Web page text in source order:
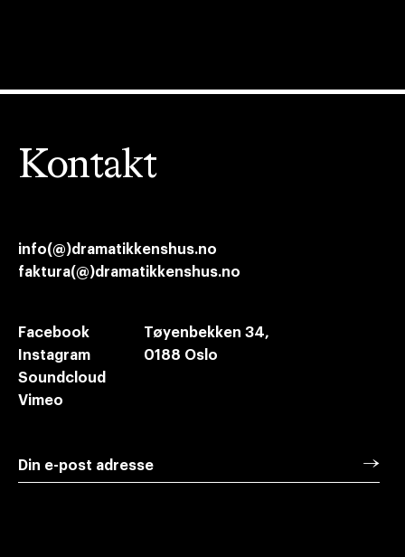
Kontakt
Tøyenbekken 34,
0188 Oslo
info(@)dramatikkenshus.no
faktura(@)dramatikkenshus.no
Facebook
Instagram
Soundcloud
Vimeo
Din e-post adresse →